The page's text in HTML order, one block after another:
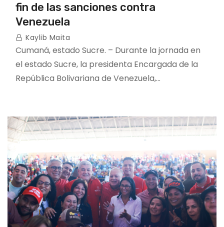
fin de las sanciones contra
Venezuela
Kaylib Maita
Cumaná, estado Sucre. – Durante la jornada en
el estado Sucre, la presidenta Encargada de la
República Bolivariana de Venezuela,…